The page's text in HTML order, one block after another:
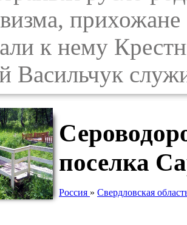
прихожане
к нему
Васильчук
поселка
Россия » Свердловская